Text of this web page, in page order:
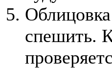
спешить.